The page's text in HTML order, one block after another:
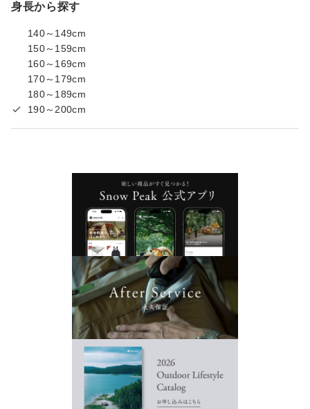
身長から探す
140～149cm
150～159cm
160～169cm
170～179cm
180～189cm
190～200cm